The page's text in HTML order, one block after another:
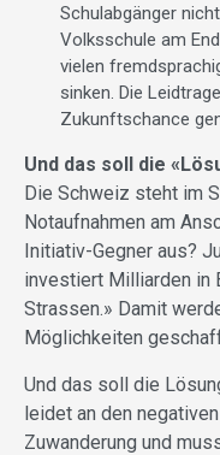
Schulabgänger
Volksschule am
vielen
sinken. Die
Zukunftschance
Und das soll die
Die Schweiz steht im
Notaufnahmen am
Initiativ-Gegner aus?
investiert Milliarden in
Strassen.» Damit
Möglichkeiten
Und das soll die
leidet an den
Zuwanderung und